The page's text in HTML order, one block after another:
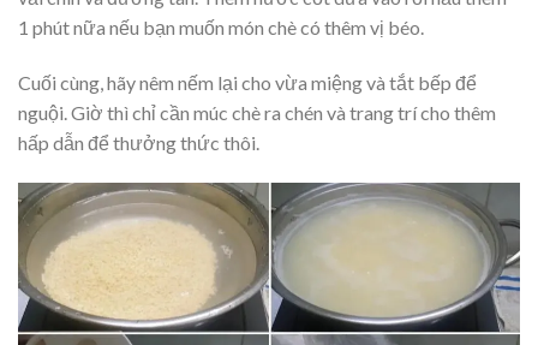
1 phút nữa nếu bạn muốn món chè có thêm vị béo.
Cuối cùng, hãy nêm nếm lại cho vừa miệng và tắt bếp để
nguội. Giờ thì chỉ cần múc chè ra chén và trang trí cho thêm
hấp dẫn để thưởng thức thôi.